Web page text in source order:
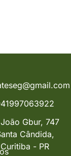
Gbur, 747
Cândida,
Curitiba - PR